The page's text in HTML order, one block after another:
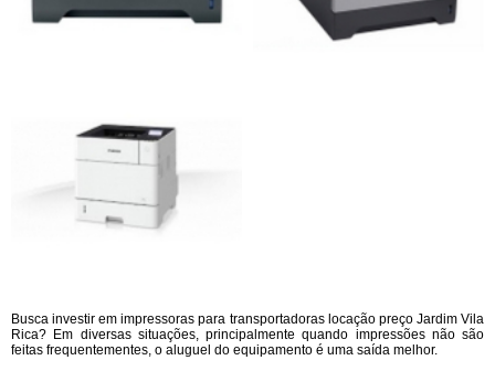
Busca investir em impressoras para transportadoras locação preço Jardim Vila
Rica? Em diversas situações, principalmente quando impressões não são
feitas frequentementes, o aluguel do equipamento é uma saída melhor.